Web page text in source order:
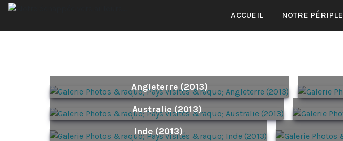
ACCUEIL NOTRE PÉRIPLE
Angleterre (2013)
Australie (2013)
Inde (2013)